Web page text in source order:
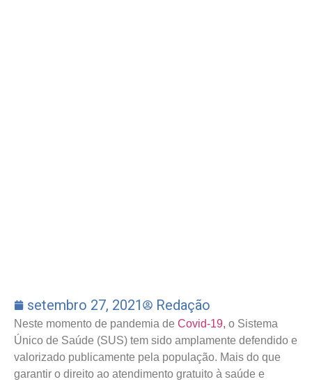
setembro 27, 2021 Redação
Neste momento de pandemia de Covid-19, o Sistema
Único de Saúde (SUS) tem sido amplamente defendido e
valorizado publicamente pela população. Mais do que
garantir o direito ao atendimento gratuito à saúde e